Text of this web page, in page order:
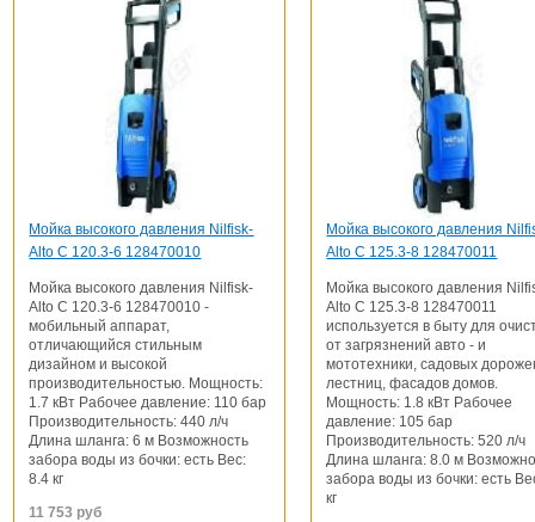
Мойка высокого давления Nilfisk-
Alto C 120.3-6 128470010
Мойка высокого давления Nilfisk-
Alto C 120.3-6 128470010 -
мобильный аппарат,
отличающийся стильным
дизайном и высокой
производительностью. Мощность:
1.7 кВт Рабочее давление: 110 бар
Производительность: 440 л/ч
Длина шланга: 6 м Возможность
забора воды из бочки: есть Вес:
8.4 кг
11 753 руб
Мойка высокого давления
Alto C 125.3-8 128470011
Мойка высокого давления
Alto C 125.3-8 128470011
используется в быту для
от загрязнений авто - и
мототехники, садовых
лестниц, фасадов домов.
Мощность: 1.8 кВт Рабочее
давление: 105 бар
Производительность: 520 л/ч
Длина шланга: 8.0 м
забора воды из бочки: есть
кг